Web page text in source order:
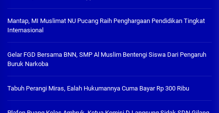
Mantap, MI Muslimat NU Pucang Raih Penghargaan Pendidikan Tingkat
Internasional
Gelar FGD Bersama BNN, SMP Al Muslim Bentengi Siswa Dari Pengaruh
Buruk Narkoba
Tabuh Perangi Miras, Ealah Hukumannya Cuma Bayar Rp 300 Ribu